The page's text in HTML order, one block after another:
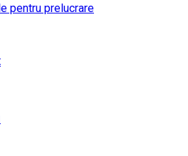
pentru prelucrare